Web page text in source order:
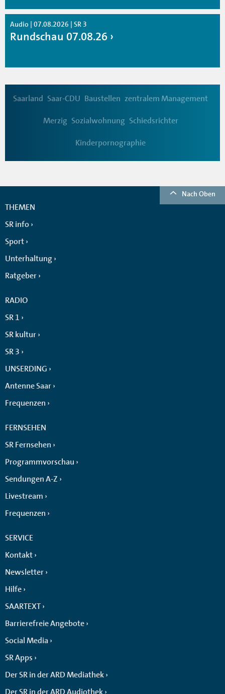
Audio | 07.08.2026 | SR 3
Rundschau 07.08.26
Saarland Saar-CDU Baustellen zentralem Management
Merzig Sozialwohnung Schiedsrichter
Kinderpornographie
Nach Oben
THEMEN
SR info
Sport
Unterhaltung
Ratgeber
RADIO
SR 1
SR kultur
SR 3
UNSERDING
Antenne Saar
Frequenzen
FERNSEHEN
SR Fernsehen
Programmvorschau
Sendungen A-Z
Livestream
Frequenzen
SERVICE
Kontakt
Newsletter
Hilfe
SAARTEXT
Barrierefreie Angebote
Social Media
SR Apps
Der SR in der ARD Mediathek
Der SR in der ARD Audiothek